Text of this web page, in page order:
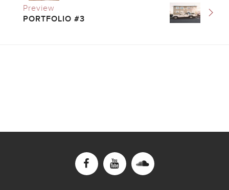
Preview
PORTFOLIO #3